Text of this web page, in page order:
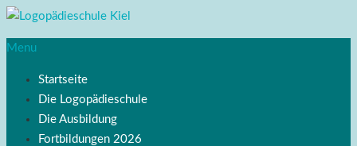
Menu
Startseite
Die Logopädieschule
Die Ausbildung
Fortbildungen 2026